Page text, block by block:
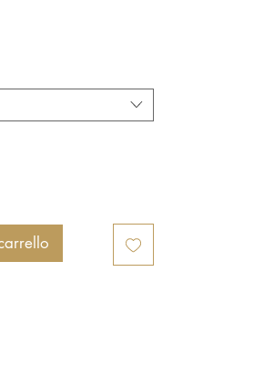
laterali rifiniti
Scritta stampata e